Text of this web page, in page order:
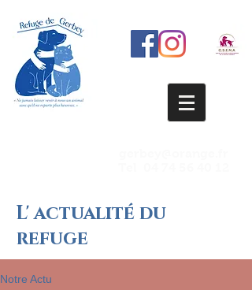
L' actualité du
refuge
Notre Actu